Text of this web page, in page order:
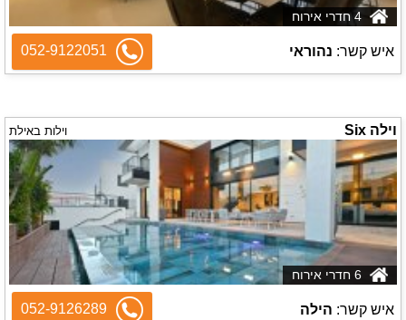
איש קשר: נהוראי 052-9122051
וילה Six וילות באילת
איש קשר: הילה 052-9126289